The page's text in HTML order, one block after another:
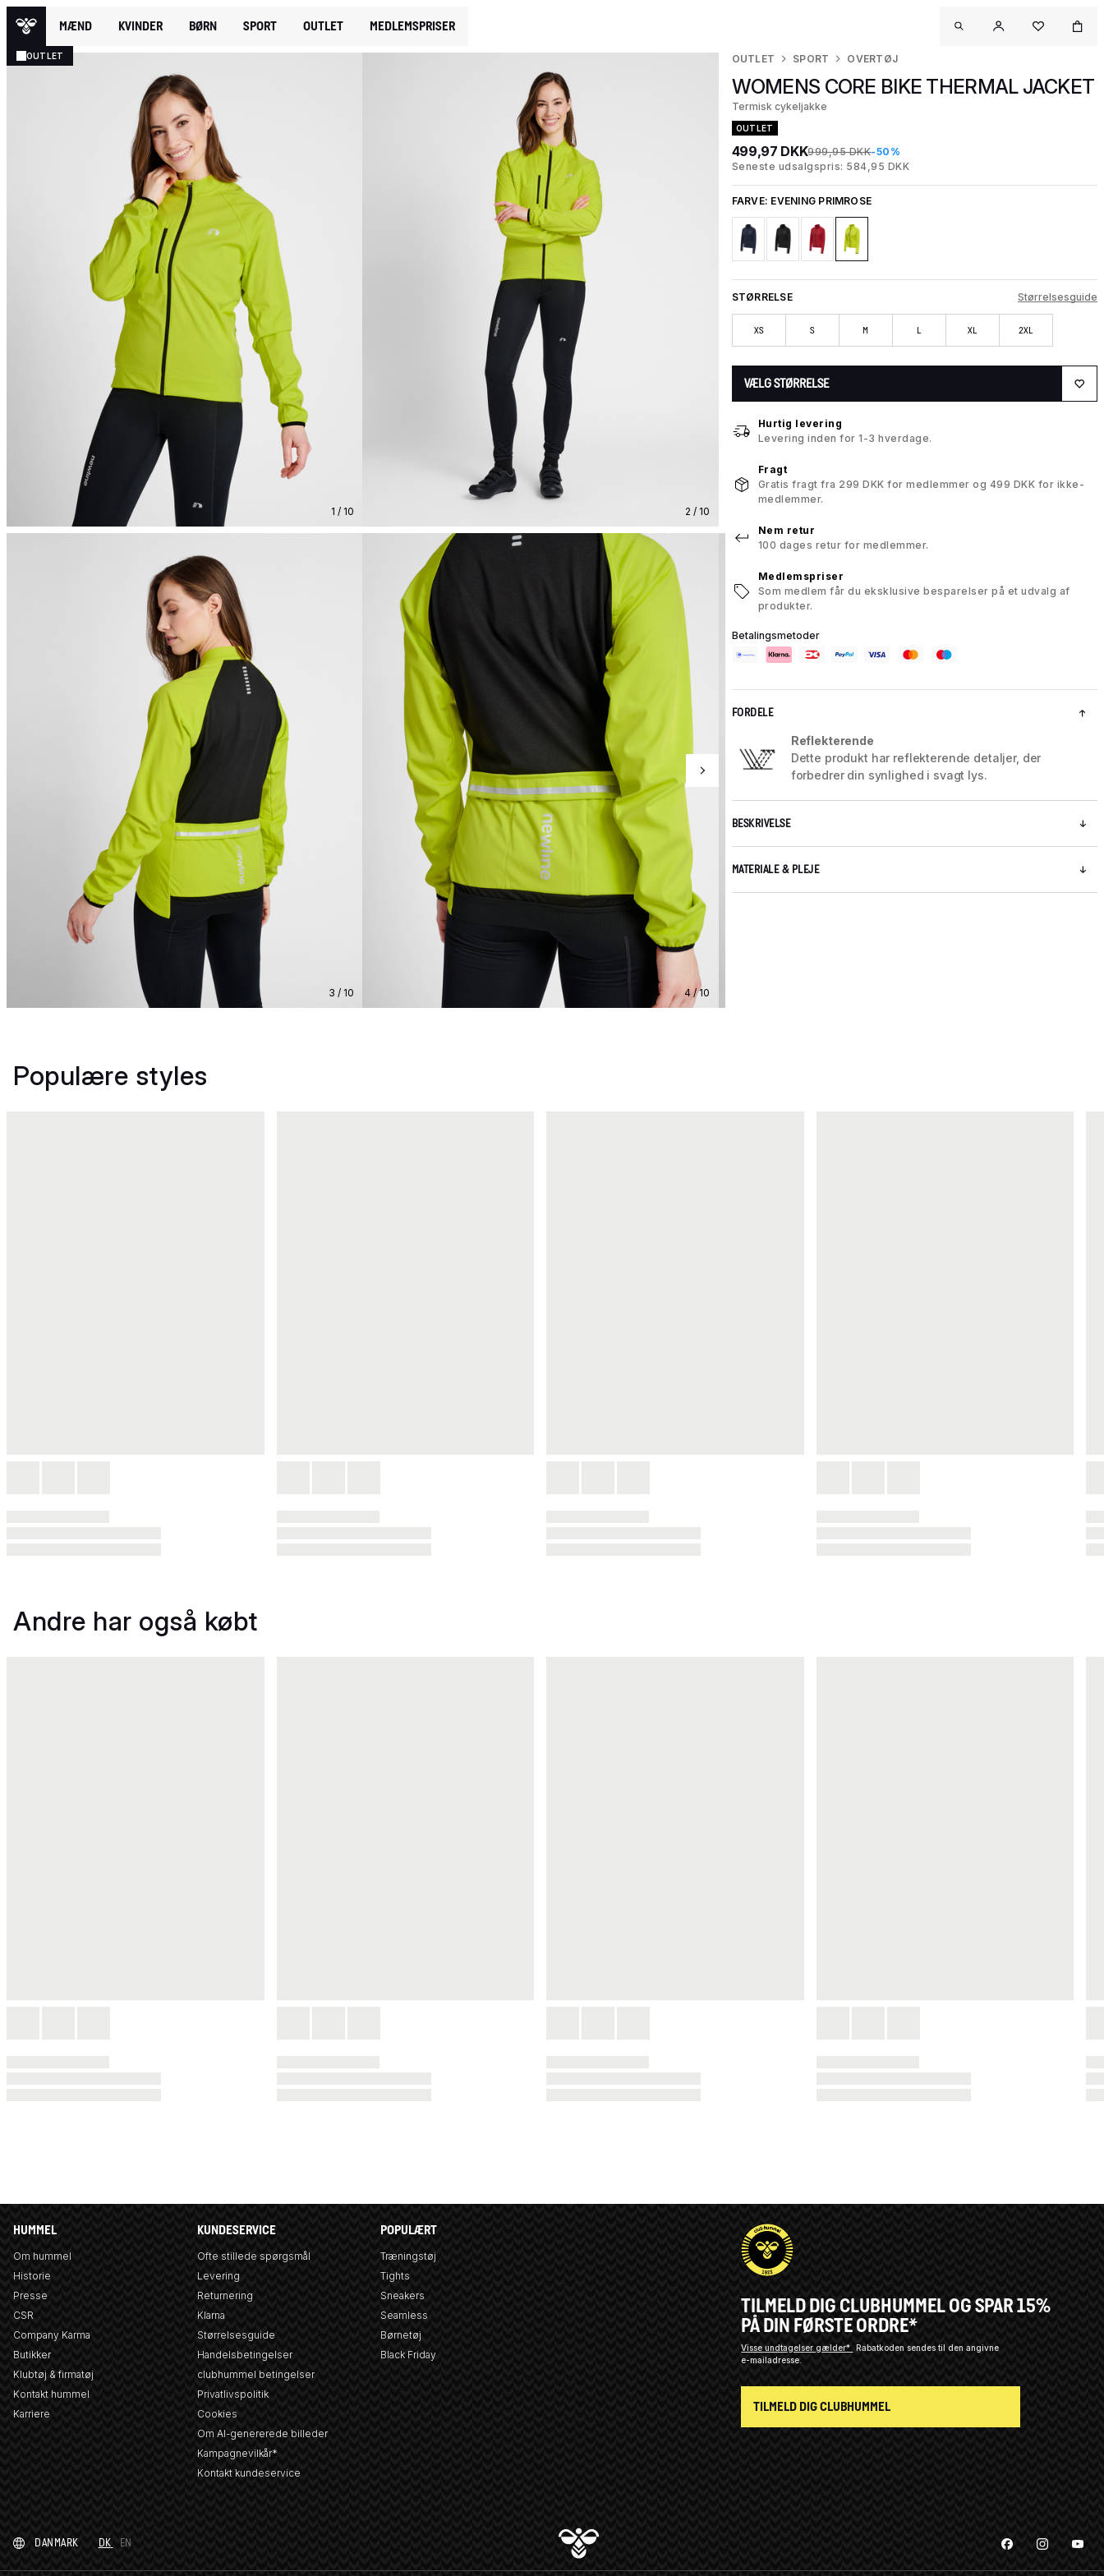
MÆND KVINDER BØRN SPORT OUTLET MEDLEMSPRISER
OUTLET
1 / 10 2 / 10
3 / 10 4 / 10
OUTLET SPORT OVERTØJ
WOMENS CORE BIKE THERMAL JACKET
Termisk cykeljakke
OUTLET
499,97 DKK999,95 DKK-50%
Seneste udsalgspris: 584,95 DKK
FARVE: EVENING PRIMROSE
STØRRELSE Størrelsesguide
XS S M L XL 2XL
VÆLG STØRRELSE
Hurtig levering
Levering inden for 1-3 hverdage.
Fragt
Gratis fragt fra 299 DKK for medlemmer og 499 DKK for ikke-
medlemmer.
Nem retur
100 dages retur for medlemmer.
Medlemspriser
Som medlem får du eksklusive besparelser på et udvalg af
produkter.
Betalingsmetoder
FORDELE
Reflekterende
Dette produkt har reflekterende detaljer, der
forbedrer din synlighed i svagt lys.
BESKRIVELSE
MATERIALE & PLEJE
Populære styles
Andre har også købt
HUMMEL
Om hummel
Historie
Presse
CSR
Company Karma
Butikker
Klubtøj & firmatøj
Kontakt hummel
Karriere
KUNDESERVICE
Ofte stillede spørgsmål
Levering
Returnering
Klarna
Størrelsesguide
Handelsbetingelser
clubhummel betingelser
Privatlivspolitik
Cookies
Om AI-genererede billeder
Kampagnevilkår*
Kontakt kundeservice
POPULÆRT
Træningstøj
Tights
Sneakers
Seamless
Børnetøj
Black Friday
TILMELD DIG CLUBHUMMEL OG SPAR 15%
PÅ DIN FØRSTE ORDRE*
Visse undtagelser gælder* Rabatkoden sendes til den angivne
e-mailadresse.
TILMELD DIG CLUBHUMMEL
DANMARK DK EN